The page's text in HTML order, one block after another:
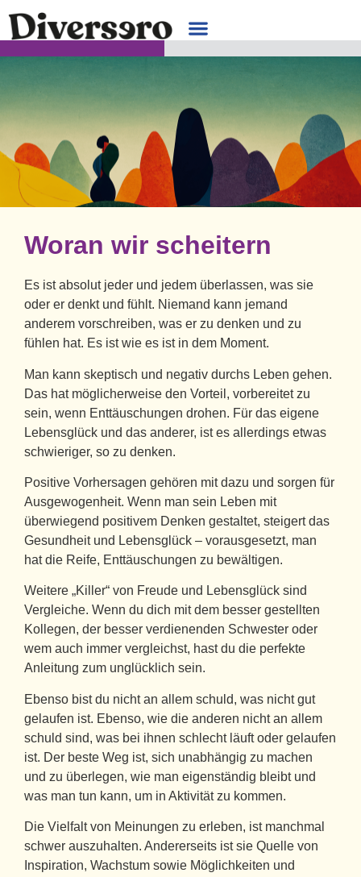
Woran wir scheitern
Es ist absolut jeder und jedem überlassen, was sie
oder er denkt und fühlt. Niemand kann jemand
anderem vorschreiben, was er zu denken und zu
fühlen hat. Es ist wie es ist in dem Moment.
Man kann skeptisch und negativ durchs Leben gehen.
Das hat möglicherweise den Vorteil, vorbereitet zu
sein, wenn Enttäuschungen drohen. Für das eigene
Lebensglück und das anderer, ist es allerdings etwas
schwieriger, so zu denken.
Positive Vorhersagen gehören mit dazu und sorgen für
Ausgewogenheit. Wenn man sein Leben mit
überwiegend positivem Denken gestaltet, steigert das
Gesundheit und Lebensglück – vorausgesetzt, man
hat die Reife, Enttäuschungen zu bewältigen.
Weitere „Killer“ von Freude und Lebensglück sind
Vergleiche. Wenn du dich mit dem besser gestellten
Kollegen, der besser verdienenden Schwester oder
wem auch immer vergleichst, hast du die perfekte
Anleitung zum unglücklich sein.
Ebenso bist du nicht an allem schuld, was nicht gut
gelaufen ist. Ebenso, wie die anderen nicht an allem
schuld sind, was bei ihnen schlecht läuft oder gelaufen
ist. Der beste Weg ist, sich unabhängig zu machen
und zu überlegen, wie man eigenständig bleibt und
was man tun kann, um in Aktivität zu kommen.
Die Vielfalt von Meinungen zu erleben, ist manchmal
schwer auszuhalten. Andererseits ist sie Quelle von
Inspiration, Wachstum sowie Möglichkeiten und